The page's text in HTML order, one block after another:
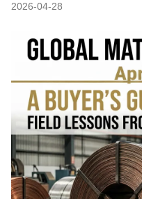
2026-04-28